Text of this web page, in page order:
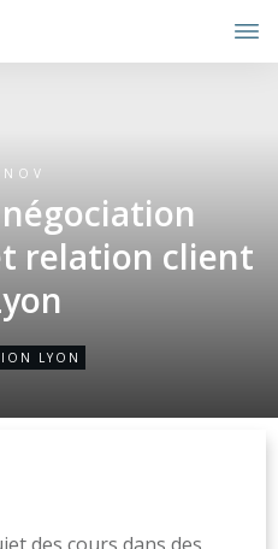
relation client
LYON